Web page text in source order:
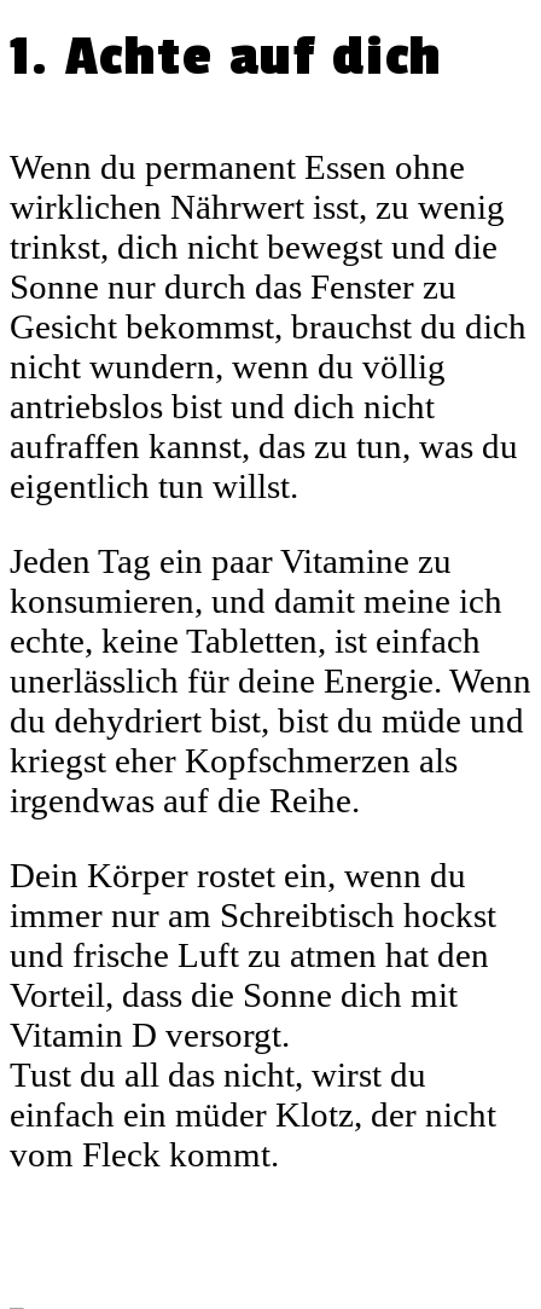
1. Achte auf dich
Wenn du permanent Essen ohne
wirklichen Nährwert isst, zu wenig
trinkst, dich nicht bewegst und die
Sonne nur durch das Fenster zu
Gesicht bekommst, brauchst du dich
nicht wundern, wenn du völlig
antriebslos bist und dich nicht
aufraffen kannst, das zu tun, was du
eigentlich tun willst.
Jeden Tag ein paar Vitamine zu
konsumieren, und damit meine ich
echte, keine Tabletten, ist einfach
unerlässlich für deine Energie. Wenn
du dehydriert bist, bist du müde und
kriegst eher Kopfschmerzen als
irgendwas auf die Reihe.
Dein Körper rostet ein, wenn du
immer nur am Schreibtisch hockst
und frische Luft zu atmen hat den
Vorteil, dass die Sonne dich mit
Vitamin D versorgt.
Tust du all das nicht, wirst du
einfach ein müder Klotz, der nicht
vom Fleck kommt.